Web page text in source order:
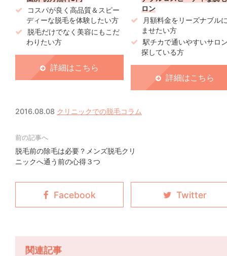
コスパが良く高品質＆スピー
ディーな脱毛を体験したい方
脱毛だけでなく美容にもこだ
わりたい方
詳細はこちら
ロン
月額料金をリーズナブル
ませたい方
駅チカで通いやすいサロ
探している方
詳細はこちら
2016.08.08 クリニックでの脱毛コラム
脱毛前の除毛は必要？メンズ脱毛クリ
ニックへ通う前の心得３つ
関連記事